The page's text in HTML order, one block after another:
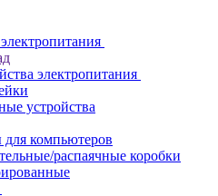
электропитания
устройства
для компьютеров
распаячные коробки